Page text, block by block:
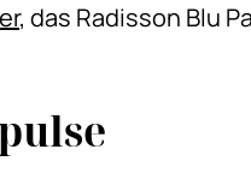
, das Radisson Blu